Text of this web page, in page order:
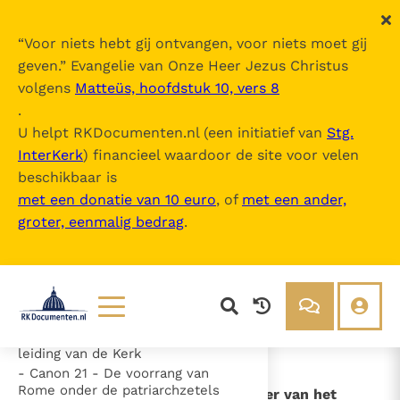
“Voor niets hebt gij ontvangen, voor niets moet gij
geven.” Evangelie van Onze Heer Jezus Christus
volgens Matteüs, hoofdstuk 10, vers 8
.
U helpt RKDocumenten.nl (een initiatief van Stg.
InterKerk) financieel waardoor de site voor velen
beschikbaar is
met een donatie van 10 euro, of met een ander,
groter, eenmalig bedrag.
Lezen
Documenten
Over ons
10e Zitting - Canones
Inhoudsopgave
uitklappen
- Canon 1 - De traditie als
- Canon 3 - De verering van de
heilige afbeeldingen
- Canon 11 (10) - De uniciteit van de
menselijke ziel
leiding van de Kerk
- Canon 21 - De voorrang van
Rome onder de patriarchzetels
- Canon 1 - De traditie als richtsnoer van het